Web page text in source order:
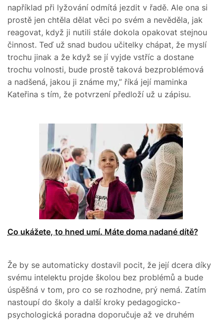
například při lyžování odmítá jezdit v řadě. Ale ona si
prostě jen chtěla dělat věci po svém a nevěděla, jak
reagovat, když ji nutili stále dokola opakovat stejnou
činnost. Teď už snad budou učitelky chápat, že myslí
trochu jinak a že když se jí vyjde vstříc a dostane
trochu volnosti, bude prostě taková bezproblémová
a nadšená, jakou ji známe my,” říká její maminka
Kateřina s tím, že potvrzení předloží už u zápisu.
Co ukážete, to hned umí. Máte doma nadané dítě?
Že by se automaticky dostavil pocit, že její dcera díky
svému intelektu projde školou bez problémů a bude
úspěšná v tom, pro co se rozhodne, prý nemá. Zatím
nastoupí do školy a další kroky pedagogicko-
psychologická poradna doporučuje až ve druhém